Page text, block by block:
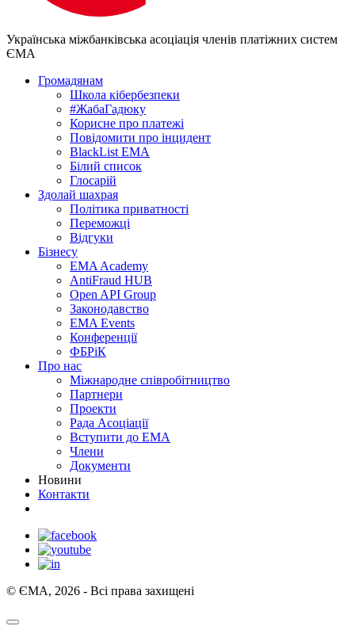
Українська міжбанківська асоціація членів платіжних систем
ЄМА
Громадянам
Школа кібербезпеки
#ЖабаГадюку
Корисне про платежі
Повідомити про інцидент
BlackList EMA
Білий список
Глосарій
Здолай шахрая
Політика приватності
Переможцi
Відгуки
Бізнесу
EMA Academy
AntiFraud HUB
Open API Group
Законодавство
EMA Events
Конференції
ФБРіК
Про нас
Міжнародне співробітництво
Партнери
Проекти
Рада Асоціації
Вступити до ЕМА
Члени
Документи
Новини
Контакти
© ЄМА, 2026 - Всі права захищені